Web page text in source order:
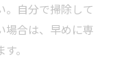
。自分で掃除して
場合は、早めに専
。